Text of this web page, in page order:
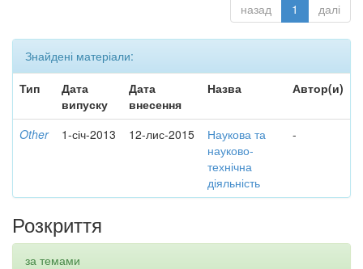
назад 1 далі
Знайдені матеріали:
Тип
Дата
випуску
Дата
внесення
Назва Автор(и)
Other 1-січ-2013 12-лис-2015
Наукова та
науково-
технічна
діяльність
-
Розкриття
за темами